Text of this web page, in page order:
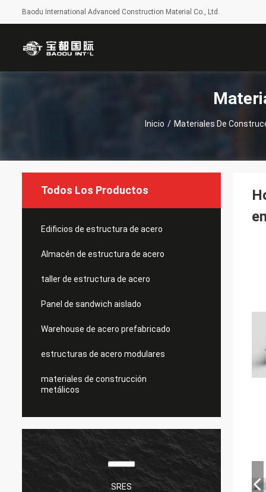
Baodu International Advanced Construction Material Co., Ltd.
Inicio / Materiales De
Todos Los Productos
Edificios de estructura de acero
Almacén de estructura de acero
taller de estructura de acero
Panel de sandwich aislado
Warehouse de acero prefabricado
estructuras de acero modulares
materiales de construcción
metálicos
SRES